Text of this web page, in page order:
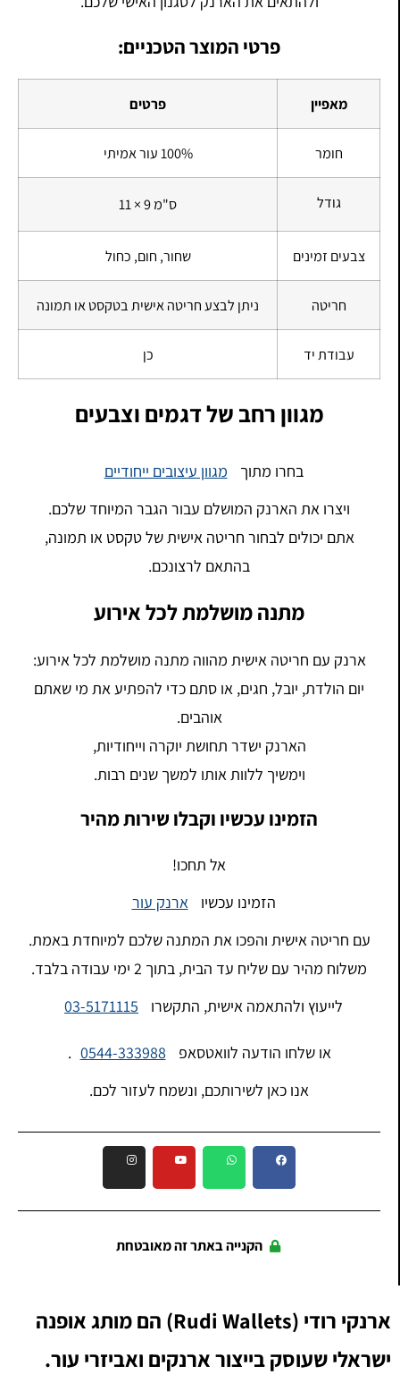
פרטי המוצר הטכניים:
מאפיין פרטים
חומר 100% עור אמיתי
גודל 11 × 9 ס"מ
צבעים זמינים שחור, חום, כחול
חריטה ניתן לבצע חריטה אישית בטקסט או תמונה
עבודת יד כן
מגוון רחב של דגמים וצבעים
בחרו מתוך
מגוון עיצובים ייחודיים
ויצרו את הארנק המושלם עבור הגבר המיוחד שלכם.
אתם יכולים לבחור חריטה אישית של טקסט או תמונה,
בהתאם לרצונכם.
מתנה מושלמת לכל אירוע
ארנק עם חריטה אישית מהווה מתנה מושלמת לכל אירוע:
יום הולדת, יובל, חגים, או סתם כדי להפתיע את מי שאתם
אוהבים.
הארנק ישדר תחושת יוקרה וייחודיות,
וימשיך ללוות אותו למשך שנים רבות.
הזמינו עכשיו וקבלו שירות מהיר
אל תחכו!
הזמינו עכשיו
ארנק עור
עם חריטה אישית והפכו את המתנה שלכם למיוחדת באמת.
משלוח מהיר עם שליח עד הבית, בתוך 2 ימי עבודה בלבד.
לייעוץ ולהתאמה אישית, התקשרו
03-5171115
או שלחו הודעה לוואטסאפ 0544-333988
אנו כאן לשירותכם, ונשמח לעזור לכם.
הקנייה באתר זה מאובטחת
ארנקי רודי (Rudi Wallets) הם מותג אופנה
ישראלי שעוסק בייצור ארנקים ואביזרי עור.